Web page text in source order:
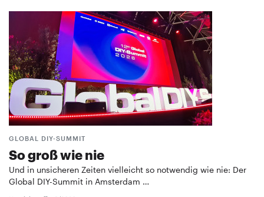
GLOBAL DIY-SUMMIT
So groß wie nie
Und in unsicheren Zeiten vielleicht so notwendig wie nie: Der
Global DIY-Summit in Amsterdam …